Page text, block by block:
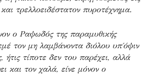
τρελλοειδέστατον πυροτέχνημα.
ο Ραψωδός της παραμυθικής
τον μη λαμβάνοντα διόλου υπ΄όψιν
ήτις τίποτε δεν του παρέχει, αλλά
και τον χαλά, είνε μόνον ο